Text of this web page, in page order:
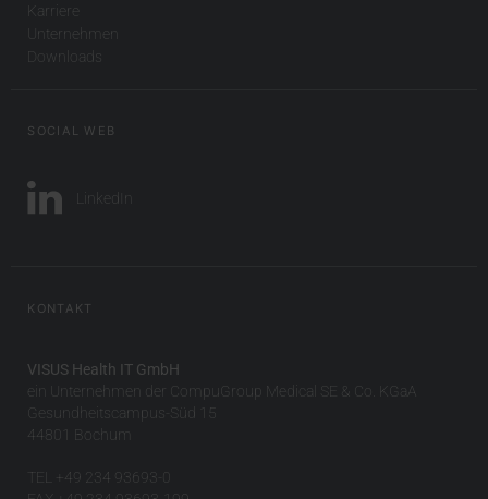
Karriere
Unternehmen
Downloads
SOCIAL WEB
LinkedIn
KONTAKT
VISUS Health IT GmbH
ein Unternehmen der CompuGroup Medical SE & Co. KGaA
Gesundheitscampus-Süd 15
44801 Bochum
TEL +49 234 93693-0